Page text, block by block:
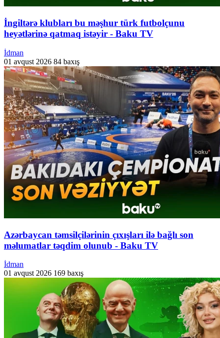
İngiltərə klubları bu məşhur türk futbolçunu
heyətlərinə qatmaq istəyir - Baku TV
İdman
01 avqust 2026 84 baxış
Azərbaycan təmsilçilərinin çıxışları ilə bağlı son
məlumatlar təqdim olunub - Baku TV
İdman
01 avqust 2026 169 baxış